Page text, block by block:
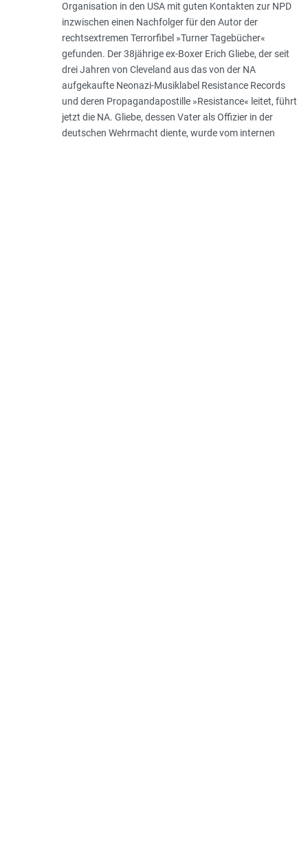
Organisation in den USA mit guten Kontakten zur NPD
inzwischen einen Nachfolger für den Autor der
rechtsextremen Terrorfibel »Turner Tagebücher«
gefunden. Der 38jährige ex-Boxer Erich Gliebe, der seit
drei Jahren von Cleveland aus das von der NA
aufgekaufte Neonazi-Musiklabel Resistance Records
und deren Propagandapostille »Resistance« leitet, führt
jetzt die NA. Gliebe, dessen Vater als Offizier in der
deutschen Wehrmacht diente, wurde vom internen